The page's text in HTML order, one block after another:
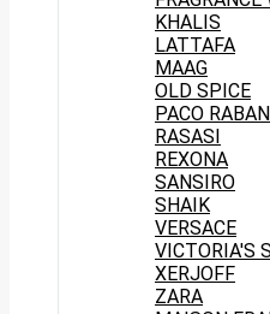
KHALIS
LATTAFA
MAAG
OLD SPICE
PACO
RASASI
REXONA
SANSIRO
SHAIK
VERSACE
VICTORIA'S
XERJOFF
ZARA